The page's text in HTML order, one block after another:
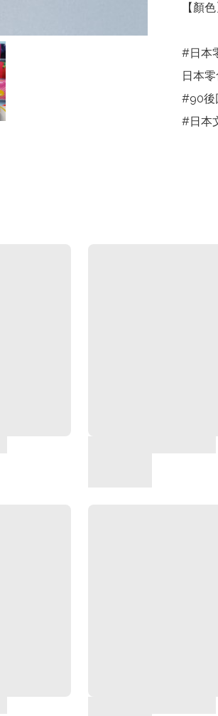
【顏
#日本
日本
#90後
#日本